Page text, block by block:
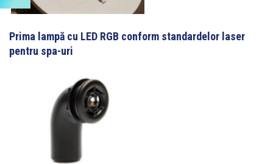
Prima lampă cu LED RGB conform standardelor laser
pentru spa-uri